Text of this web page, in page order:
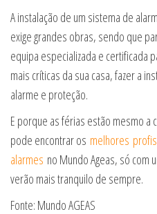
A instalação de um sistema de
exige grandes obras, sendo que
equipa especializada e certificada
mais críticas da sua casa, fazer a
alarme e proteção.
E porque as férias estão mesmo a
pode encontrar os melhores
alarmes no Mundo Ageas, só com
verão mais tranquilo de sempre.
Fonte: Mundo AGEAS